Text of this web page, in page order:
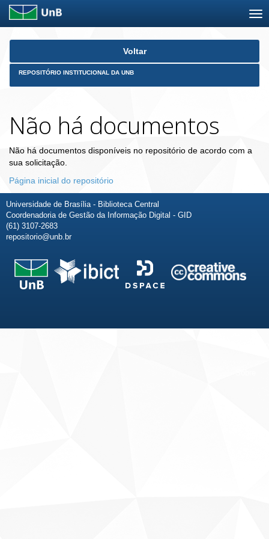
Skip
Voltar
REPOSITÓRIO INSTITUCIONAL DA UNB
Não há documentos
Não há documentos disponíveis no repositório de acordo com a
sua solicitação.
Página inicial do repositório
Universidade de Brasília - Biblioteca Central
Coordenadoria de Gestão da Informação Digital - GID
(61) 3107-2683
repositorio@unb.br